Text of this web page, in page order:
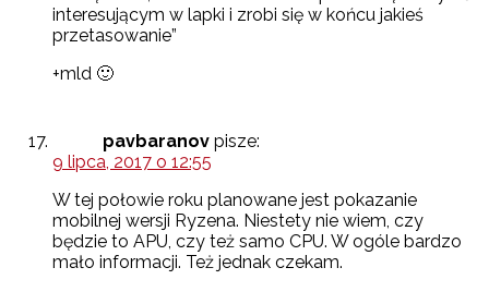
interesującym w lapki i zrobi się w końcu jakieś
przetasowanie”
+mld 🙂
pavbaranov pisze:
9 lipca, 2017 o 12:55
W tej połowie roku planowane jest pokazanie
mobilnej wersji Ryzena. Niestety nie wiem, czy
będzie to APU, czy też samo CPU. W ogóle bardzo
mało informacji. Też jednak czekam.